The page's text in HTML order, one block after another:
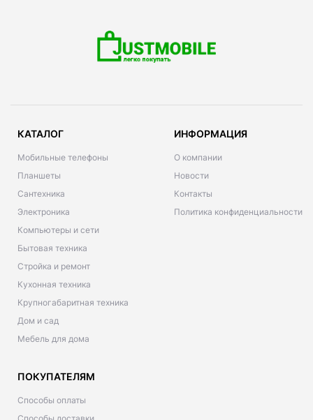
КАТАЛОГ
Мобильные телефоны
Планшеты
Сантехника
Электроника
Компьютеры и сети
Бытовая техника
Стройка и ремонт
Кухонная техника
Крупногабаритная техника
Дом и сад
Мебель для дома
ИНФОРМАЦИЯ
О компании
Новости
Контакты
Политика конфиденциальности
ПОКУПАТЕЛЯМ
Способы оплаты